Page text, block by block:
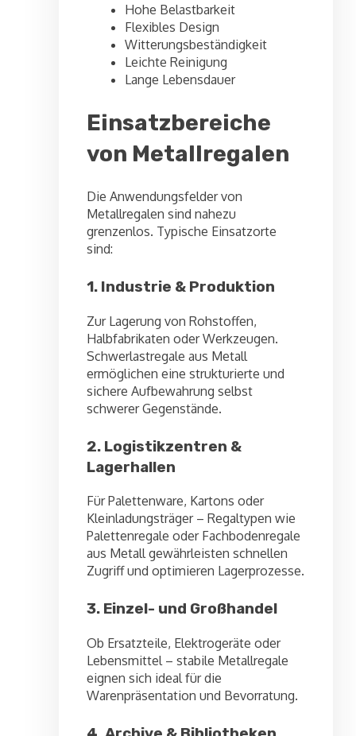
Hohe Belastbarkeit
Flexibles Design
Witterungsbeständigkeit
Leichte Reinigung
Lange Lebensdauer
Einsatzbereiche
von Metallregalen
Die Anwendungsfelder von
Metallregalen sind nahezu
grenzenlos. Typische Einsatzorte
sind:
1. Industrie & Produktion
Zur Lagerung von Rohstoffen,
Halbfabrikaten oder Werkzeugen.
Schwerlastregale aus Metall
ermöglichen eine strukturierte und
sichere Aufbewahrung selbst
schwerer Gegenstände.
2. Logistikzentren &
Lagerhallen
Für Palettenware, Kartons oder
Kleinladungsträger – Regaltypen wie
Palettenregale oder Fachbodenregale
aus Metall gewährleisten schnellen
Zugriff und optimieren Lagerprozesse.
3. Einzel- und Großhandel
Ob Ersatzteile, Elektrogeräte oder
Lebensmittel – stabile Metallregale
eignen sich ideal für die
Warenpräsentation und Bevorratung.